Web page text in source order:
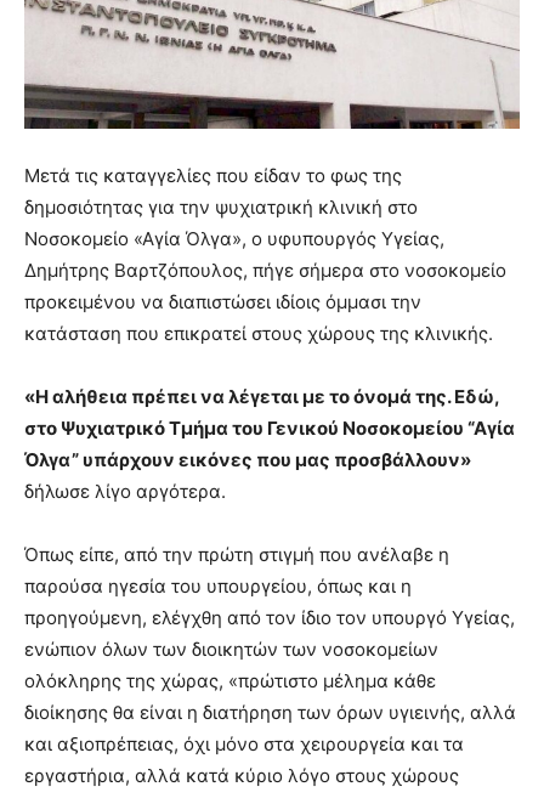
Μετά τις καταγγελίες που είδαν το φως της
δημοσιότητας για την ψυχιατρική κλινική στο
Νοσοκομείο «Αγία Όλγα», ο υφυπουργός Υγείας,
Δημήτρης Βαρτζόπουλος, πήγε σήμερα στο νοσοκομείο
προκειμένου να διαπιστώσει ιδίοις όμμασι την
κατάσταση που επικρατεί στους χώρους της κλινικής.
«Η αλήθεια πρέπει να λέγεται με το όνομά της. Εδώ,
στο Ψυχιατρικό Τμήμα του Γενικού Νοσοκομείου “Αγία
Όλγα” υπάρχουν εικόνες που μας προσβάλλουν»
δήλωσε λίγο αργότερα.
Όπως είπε, από την πρώτη στιγμή που ανέλαβε η
παρούσα ηγεσία του υπουργείου, όπως και η
προηγούμενη, ελέγχθη από τον ίδιο τον υπουργό Υγείας,
ενώπιον όλων των διοικητών των νοσοκομείων
ολόκληρης της χώρας, «πρώτιστο μέλημα κάθε
διοίκησης θα είναι η διατήρηση των όρων υγιεινής, αλλά
και αξιοπρέπειας, όχι μόνο στα χειρουργεία και τα
εργαστήρια, αλλά κατά κύριο λόγο στους χώρους